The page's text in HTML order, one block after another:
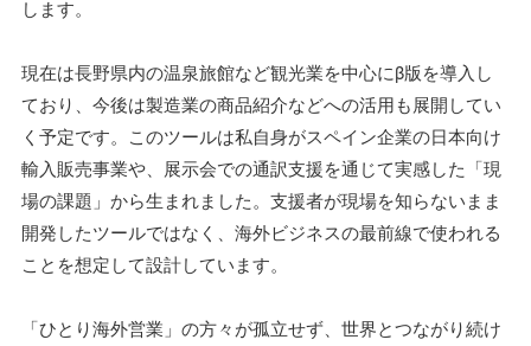
します。
現在は長野県内の温泉旅館など観光業を中心にβ版を導入し
ており、今後は製造業の商品紹介などへの活用も展開してい
く予定です。このツールは私自身がスペイン企業の日本向け
輸入販売事業や、展示会での通訳支援を通じて実感した「現
場の課題」から生まれました。支援者が現場を知らないまま
開発したツールではなく、海外ビジネスの最前線で使われる
ことを想定して設計しています。
「ひとり海外営業」の方々が孤立せず、世界とつながり続け